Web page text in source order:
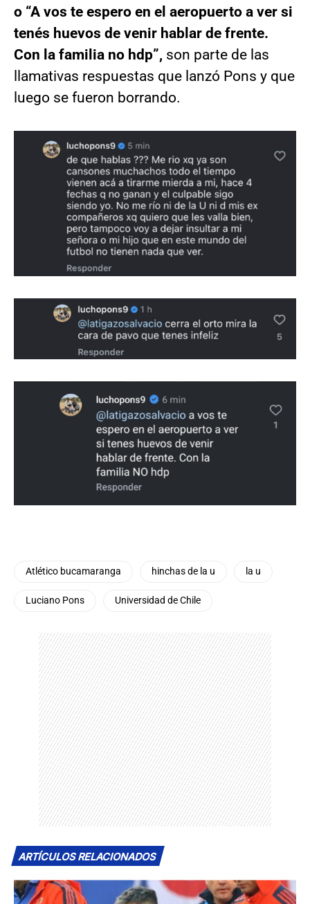
o “A vos te espero en el aeropuerto a ver si
tenés huevos de venir hablar de frente.
Con la familia no hdp”, son parte de las
llamativas respuestas que lanzó Pons y que
luego se fueron borrando.
Atlético bucamaranga hinchas de la u la u
Luciano Pons Universidad de Chile
ARTÍCULOS RELACIONADOS